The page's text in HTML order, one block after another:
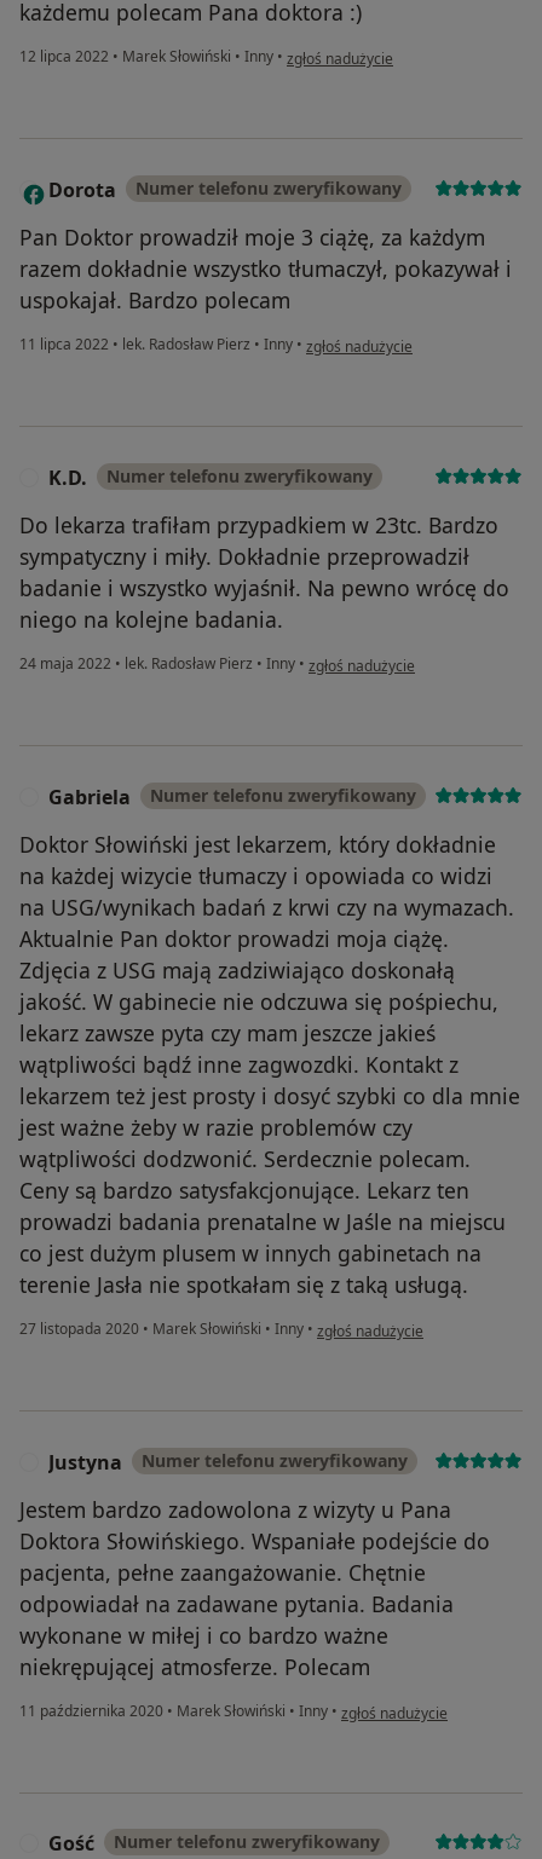
każdemu polecam Pana doktora :)
12 lipca 2022 • Marek Słowiński • Inny • w opinii użytkownika Angelika
zgłoś nadużycie
D Dorota Numer telefonu zweryfikowany
Pan Doktor prowadził moje 3 ciążę, za każdym
razem dokładnie wszystko tłumaczył, pokazywał i
uspokajał. Bardzo polecam
11 lipca 2022 • lek. Radosław Pierz • Inny • w opinii użytkownika Dorota
zgłoś nadużycie
K.D. Numer telefonu zweryfikowany
Do lekarza trafiłam przypadkiem w 23tc. Bardzo
sympatyczny i miły. Dokładnie przeprowadził
badanie i wszystko wyjaśnił. Na pewno wrócę do
niego na kolejne badania.
24 maja 2022 • lek. Radosław Pierz • Inny • w opinii użytkownika K.D.
zgłoś nadużycie
Gabriela Numer telefonu zweryfikowany
Doktor Słowiński jest lekarzem, który dokładnie
na każdej wizycie tłumaczy i opowiada co widzi
na USG/wynikach badań z krwi czy na wymazach.
Aktualnie Pan doktor prowadzi moja ciążę.
Zdjęcia z USG mają zadziwiająco doskonałą
jakość. W gabinecie nie odczuwa się pośpiechu,
lekarz zawsze pyta czy mam jeszcze jakieś
wątpliwości bądź inne zagwozdki. Kontakt z
lekarzem też jest prosty i dosyć szybki co dla mnie
jest ważne żeby w razie problemów czy
wątpliwości dodzwonić. Serdecznie polecam.
Ceny są bardzo satysfakcjonujące. Lekarz ten
prowadzi badania prenatalne w Jaśle na miejscu
co jest dużym plusem w innych gabinetach na
terenie Jasła nie spotkałam się z taką usługą.
27 listopada 2020 • Marek Słowiński • Inny • w opinii użytkownika Gabriela
zgłoś nadużycie
Justyna Numer telefonu zweryfikowany
Jestem bardzo zadowolona z wizyty u Pana
Doktora Słowińskiego. Wspaniałe podejście do
pacjenta, pełne zaangażowanie. Chętnie
odpowiadał na zadawane pytania. Badania
wykonane w miłej i co bardzo ważne
niekrępującej atmosferze. Polecam
11 października 2020 • Marek Słowiński • Inny • w opinii użytkownika Justyna
zgłoś nadużycie
Gość Numer telefonu zweryfikowany